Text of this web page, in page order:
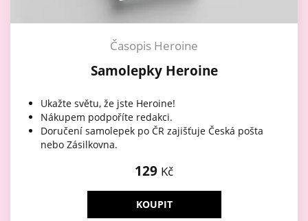
Časopis Heroine
Samolepky Heroine
Ukažte světu, že jste Heroine!
Nákupem podpoříte redakci.
Doručení samolepek po ČR zajišťuje Česká pošta
nebo Zásilkovna.
129 Kč
KOUPIT